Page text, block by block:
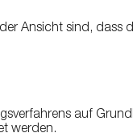
Ansicht sind, dass
auf
werden.